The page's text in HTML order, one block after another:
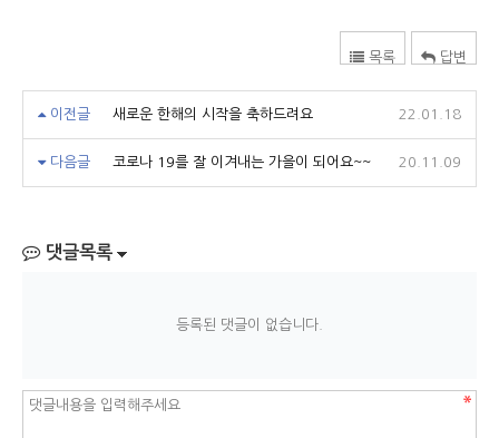
목록 답변
이전글 새로운 한해의 시작을 축하드려요 22.01.18
다음글 코로나 19를 잘 이겨내는 가을이 되어요~~ 20.11.09
댓글목록
등록된 댓글이 없습니다.